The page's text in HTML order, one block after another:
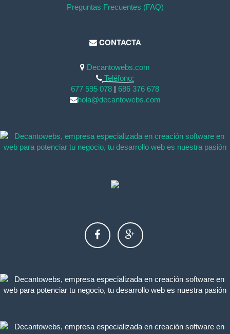
Preguntas Frecuentes (FAQ)
CONTACTA
Decantowebs.com
Teléfono:
677 595 078 | 686 376 678
hola@decantowebs.com